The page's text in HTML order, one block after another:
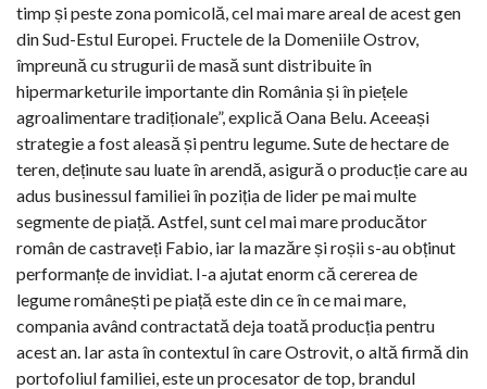
timp și peste zona pomicolă, cel mai mare areal de acest gen
din Sud-Estul Europei. Fructele de la Domeniile Ostrov,
împreună cu strugurii de masă sunt distribuite în
hipermarketurile importante din România și în piețele
agroalimentare tradiționale”, explică Oana Belu. Aceeași
strategie a fost aleasă și pentru legume. Sute de hectare de
teren, deținute sau luate în arendă, asigură o producție care au
adus businessul familiei în poziția de lider pe mai multe
segmente de piață. Astfel, sunt cel mai mare producător
român de castraveți Fabio, iar la mazăre și roșii s-au obținut
performanțe de invidiat. I-a ajutat enorm că cererea de
legume românești pe piață este din ce în ce mai mare,
compania având contractată deja toată producția pentru
acest an. Iar asta în contextul în care Ostrovit, o altă firmă din
portofoliul familiei, este un procesator de top, brandul